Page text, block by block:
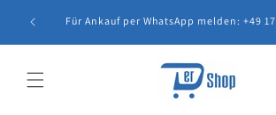
zum
Für Ankauf per WhatsApp melden: +49